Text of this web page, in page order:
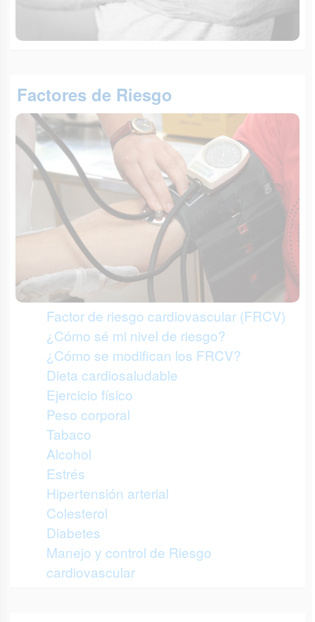
Factores de Riesgo
Factor de riesgo cardiovascular (FRCV)
¿Cómo sé mi nivel de riesgo?
¿Cómo se modifican los FRCV?
Dieta cardiosaludable
Ejercicio físico
Peso corporal
Tabaco
Alcohol
Estrés
Hipertensión arterial
Colesterol
Diabetes
Manejo y control de Riesgo
cardiovascular